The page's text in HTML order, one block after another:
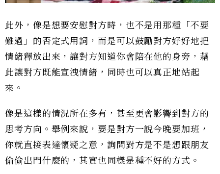
此外，像是想要安慰對方時，也不是用那種「不要
難過」的否定式用詞，而是可以鼓勵對方好好地把
情緒釋放出來，讓對方知道你會陪在他的身旁，藉
此讓對方既能宣洩情緒，同時也可以真正地站起
來。
像是這樣的情況所在多有，甚至更會影響到對方的
思考方向。舉例來說，要是對方一說今晚要加班，
你就直接表達懷疑之意，詢問對方是不是想跟朋友
偷偷出門什麼的，其實也同樣是種不好的方式。